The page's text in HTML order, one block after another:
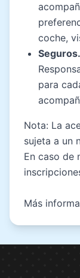
coche,
Seguros.
para
Nota: La
sujeta a un
En caso de
Más